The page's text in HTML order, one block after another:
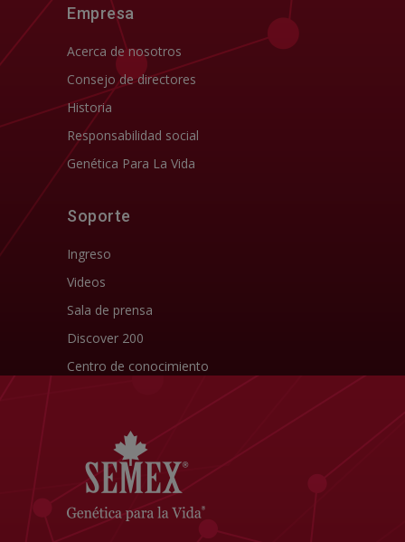
Empresa
Acerca de nosotros
Consejo de directores
Historia
Responsabilidad social
Genética Para La Vida
Soporte
Ingreso
Videos
Sala de prensa
Discover 200
Centro de conocimiento